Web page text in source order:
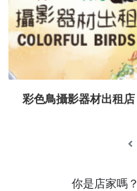
彩色鳥攝影器材出租店
你是店家嗎？